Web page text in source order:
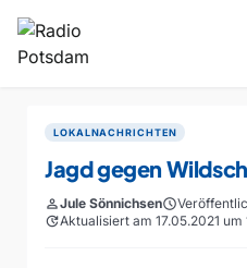
LOKALNACHRICHTEN
Jagd gegen
personJule Sönnichsenschedule
updateAktualisiert am 17.05.2021 um